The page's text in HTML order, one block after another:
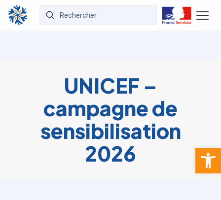
Ouvrir
UNICEF –
campagne de
sensibilisation
2026